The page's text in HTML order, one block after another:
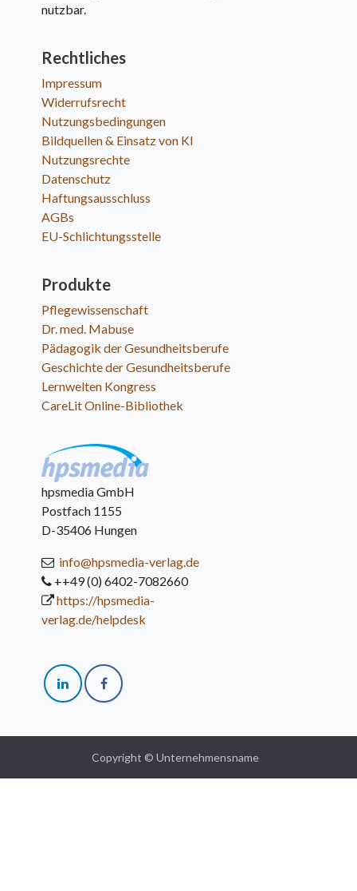
nutzbar.
Rechtliches
Impressum
Widerrufsrecht
Nutzungsbedingungen
Bildquellen & Einsatz von KI
Nutzungsrechte
Datenschutz
Haftungsausschluss
AGBs
EU-Schlichtungsstelle
Produkte
Pflegewissenschaft
Dr. med. Mabuse
Pädagogik der Gesundheitsberufe
Geschichte der Gesundheitsberufe
Lernwelten Kongress
CareLit Online-Bibliothek
hpsmedia GmbH
Postfach 1155
D-35406 Hungen
info@hpsmedia-verlag.de
++49 (0) 6402-7082660
https://hpsmedia-
verlag.de/helpdesk
Copyright © Unternehmensname